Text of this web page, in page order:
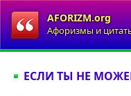
AFORIZM.org
Афоризмы и
ЕСЛИ ТЫ НЕ